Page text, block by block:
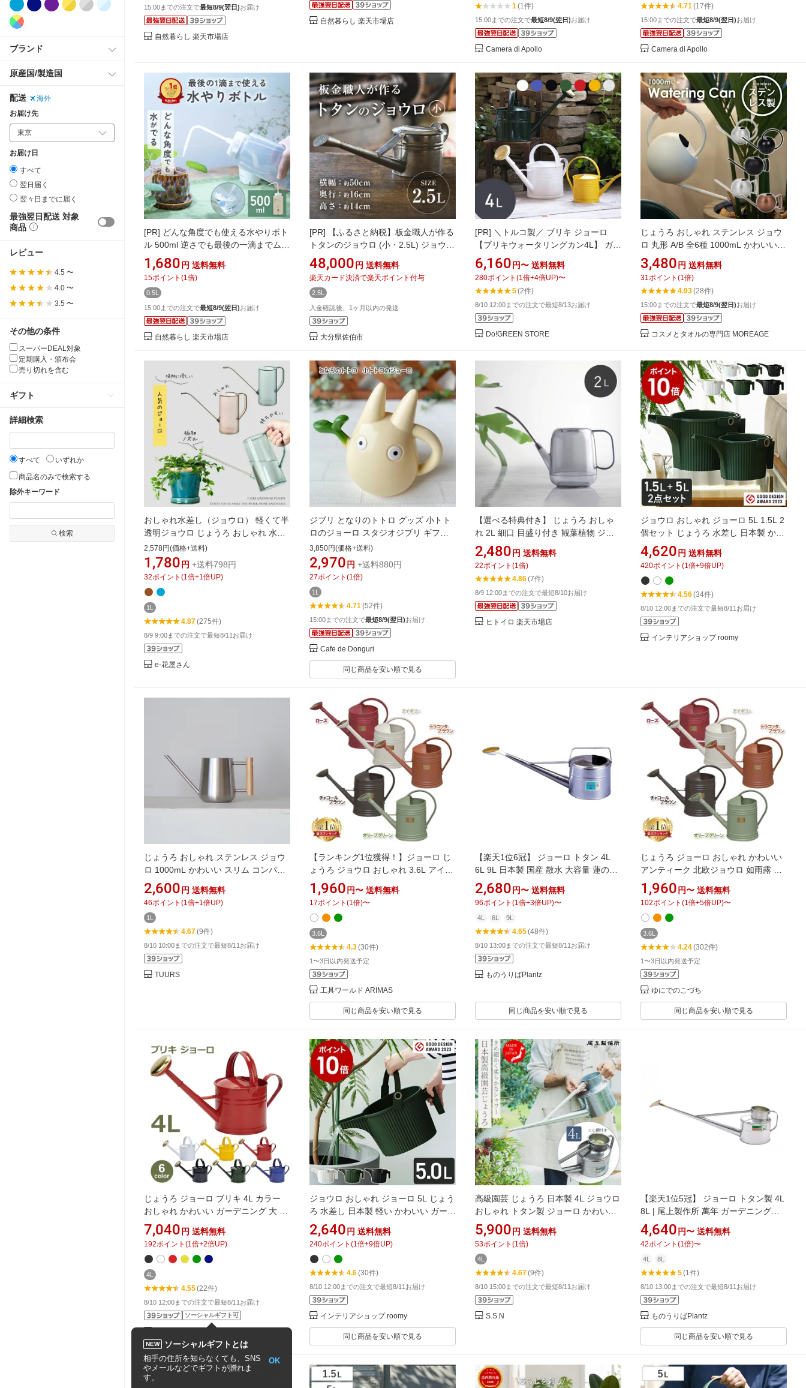
ブランド
原産国/製造国
配送
海外
お届け先
お届け日
すべて
翌日届く
翌々日までに届く
最強翌日配送 対象
商品
レビュー
4.5 〜
4.0 〜
3.5 〜
その他の条件
スーパーDEAL対象
定期購入・頒布会
売り切れを含む
ギフト
詳細検索
すべて
いずれか
商品名のみで検索する
除外キーワード
検索
鉢 水でうすめる有機液肥 セット 詰め
替え用 ギフ
15:00までの注文で最短8/9(翌日)お届け
自然暮らし 楽天市場店
釈タイプ 詰め替え セット 時短 ケア ギ
フト 北欧デ
自然暮らし 楽天市場店
1 (1件)
15:00までの注文で最短8/9(翌日)お届け
Camera di Apollo
4.71 (17件)
15:00までの注文で最短8/9(翌日)お届け
Camera di Apollo
[PR] どんな角度でも使える水やりボト
ル 500ml 逆さでも最後の一滴までムダ
なく水やり 観葉植物 多肉植物 自然暮
らし 水やり 水遣り 水差し ガーデニン
グ 園芸用品 散水 ペットボトル スクイ
ーズボトル 室内用 じょうろ ジョーロ
1,680 円 送料無料
15ポイント (1 倍)
0.5L
15:00までの注文で最短8/9(翌日)お届け
自然暮らし 楽天市場店
[PR]
【ふるさと納税】板金職人が作る
トタンのジョウロ (小・2.5L) ジョウロ
雑貨 日用品 金属加工 職人 手作り 手仕
事 大分県 佐伯市 【FH01】【吉岡板
金】
48,000 円 送料無料
楽天カード決済で楽天ポイント付与
2.5L
入金確認後、1ヶ月以内の発送
大分県佐伯市
[PR] ＼トルコ製／ ブリキ ジョーロ
【ブリキウォータリングカン4L】 ガー
デニング 観葉植物 北欧 ジョウロ じょ
うろ じょーろ レトロ 水やり おしゃれ
6,160 円〜 送料無料
280ポイント (1 倍+4倍UP)〜
5(2件)
8/10 12:00までの注文で最短8/13お届け
Do!GREEN STORE
じょうろ おしゃれ ステンレス ジョウ
ロ 丸形 A/B 全6種 1000mL かわいい
スリム コンパクト 高級感 園芸用 屋外
室内 如雨露 ジョーロ 水やり 水差し 散
水 じょーろ 上呂 御洒落 ガーデン用品
北欧風 園芸用品 観葉植物 ガーデニン
グ
3,480 円 送料無料
31 ポイント (1 倍)
4.93(28件)
15:00までの注文で最短8/9(翌日)お届け
コスメとタオルの専門店 MOREAGE
おしゃれ水差し（ジョウロ） 軽くて半
透明ジョウロ じょうろ おしゃれ 水差
し 観葉植物の水さし ジョーロ 室内 じ
ょーろ 観葉植物 じょうろ 液体肥料に
使いやすい1リットル 収納 1L ガーデ
ニング インテリア プラスチック 小型
屋内用 ハンドル付き ロングノズル 家
庭用
2,578円(価格+送料)
1,780 円 +送料798円
32ポイント (1 倍+1 倍UP)
1L
4.87(275件)
8/9 9:00までの注文で最短8/11お届け
e-花屋さん
ジブリ となりのトトロ グッズ 小トト
ロのジョーロ スタジオジブリ ギフト
ととろ キャラクター
3,850円(価格+送料)
2,970 円 +送料880円
27ポイント (1 倍)
1L
4.71 (52件)
15:00までの注文で最短8/9(翌日)お届け
Cafe de Donguri
同じ商品を安い順で見る
【選べる特典付き】 じょうろ おしゃ
れ 2L 細口 目盛り付き 観葉植物 ジョ
ウロ ジョーロ
2,480 円 送料無料
22ポイント (1 倍)
4.86(7件)
8/9 12:00までの注文で最短8/10お届け
ヒトイロ 楽天市場店
ジョウロ おしゃれ ジョーロ 5L 1.5L 2
個セット じょうろ 水差し 日本製 かわ
いい ガーデニング 観葉植物 水やり バ
ケツ 園芸用品 花 ガーデン雑貨 北欧 八
幡化成 ガーデンビートル フォンタナ
ジョウロ【ポイント10倍 送料無料】［
GARDEN BEETLE 1.5L＆5Lセット ］
4,620 円 送料無料
420ポイント (1 倍+9倍UP)
4.56(34件)
8/10 12:00までの注文で最短8/11お届け
インテリアショップ roomy
じょうろ おしゃれ ステンレス ジョウ
ロ 1000mL かわいい スリム コンパク
ト 高級感 園芸用 屋外 室内 ジョーロ
水やり 水差し 散水 じょーろ ガーデン
用品 北欧風 園芸用品 観葉植物 ガーデ
ニング
2,600 円 送料無料
46ポイント (1 倍+1 倍UP)
1L
4.67(9件)
8/10 10:00までの注文で最短8/11お届け
TUURS
【ランキング1位獲得！】ジョーロ じ
ょうろ ジョウロ おしゃれ 3.6L アイリ
スオーヤマガーデニング 散水 園芸 水
やり 庭 ガーデン シャワー 水差し ベラ
ンダ 屋外 アンティーク 家庭菜園 水ま
き 北欧 レトロ ブリティッシュウォー
ターポット BTW-36
1,960 円〜 送料無料
17ポイント (1 倍)〜
3.6L
4.3(30件)
1〜3日以内発送予定
工具ワールド ARIMAS
同じ商品を安い順で見る
【楽天1位6冠】 ジョーロ トタン 4L
6L 9L 日本製 国産 散水 大容量 蓮の実
型 如雨露 じょうろ | 尾上製作所 萬年
ガーデニング 水やり 園芸 丈夫 おすす
め 本格 庭 ONOE
2,680 円〜 送料無料
96ポイント (1 倍+3倍UP)〜
4L 6L 9L
4.65(48件)
8/10 13:00までの注文で最短8/11お届け
ものうりばPlantz
同じ商品を安い順で見る
じょうろ ジョーロ おしゃれ かわいい
アンティーク 北欧ジョウロ 如雨露 ブ
リティッシュウォーターポット 3.6L
ピッチャー ジョーロ 水やり 散水 水撒
き 水まき 屋外 ガーデニング ガーデン
ツール レトロ 園芸用品 散水用品 アイ
リスオーヤマ BTW-36
1,960 円〜 送料無料
102ポイント (1 倍+5倍UP)〜
3.6L
4.24(302件)
1〜3日以内発送予定
ゆにでのこづち
同じ商品を安い順で見る
じょうろ ジョーロ ブリキ 4L カラー
おしゃれ かわいい ガーデニング 大 容
量 屋外 室内 散水 ノズル ピッチャー
レッド ネイビー グリーン ブラック ホ
ワイト 送料無料 水差し はす口 レトロ
ガーデン トルコ製 北欧 イン
7,040 円 送料無料
192ポイント (1 倍+2倍UP)
4L
4.55(22件)
8/10 12:00までの注文で最短8/11お届け
ソーシャルギフト可
ジョウロ おしゃれ ジョーロ 5L じょう
ろ 水差し 日本製 軽い かわいい ガーデ
ニング 観葉植物 水やり 水さし バケツ
園芸用品 花 グリーン ガーデン雑貨 ガ
ーデニング用品 北欧 八幡化成 ガーデ
ンビートル フォンタナジョウロ【ポイ
ント10倍】［ GARDEN BEETLE 5L ］
2,640 円 送料無料
240ポイント (1 倍+9倍UP)
4.6(30件)
8/10 12:00までの注文で最短8/11お届け
インテリアショップ roomy
同じ商品を安い順で見る
高級園芸 じょうろ 日本製 4L ジョウロ
おしゃれ トタン製 ジョーロ かわいい
アンティーク 如雨露 散水用具 ブリキ
5,900 円 送料無料
53ポイント (1 倍)
4L
4.67(9件)
8/10 15:00までの注文で最短8/11お届け
S.S.N
【楽天1位5冠】 ジョーロ トタン製 4L
8L | 尾上製作所 萬年 ガーデニングジ
ョーロ 水やり 園芸 ガーデニング じょ
うろ 如雨露 日本製 国産 トタン 丈夫
おすすめ 庭 ONOE
4,640 円〜 送料無料
42ポイント (1 倍)〜
4L 8L
5(1件)
8/10 13:00までの注文で最短8/11お届け
ものうりばPlantz
同じ商品を安い順で見る
NEW ソーシャルギフトとは
相手の住所を知らなくても、SNS
やメールなどでギフトが贈れま
す。
OK